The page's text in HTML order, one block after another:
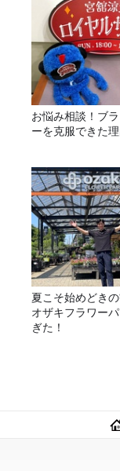
お悩み相談！ブ
ーを克服できた
夏こそ始めどきの
オザキフラワー
ぎた！